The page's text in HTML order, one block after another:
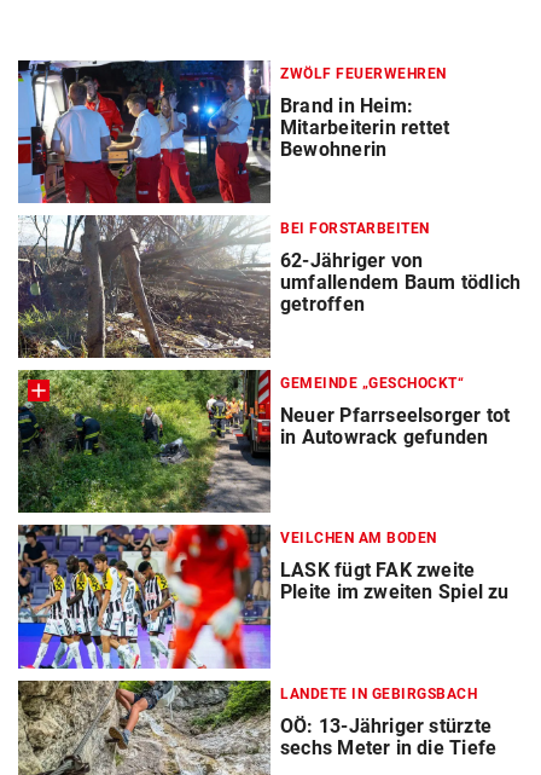
ZWÖLF FEUERWEHREN
Brand in Heim:
Mitarbeiterin rettet
Bewohnerin
BEI FORSTARBEITEN
62-Jähriger von
umfallendem Baum tödlich
getroffen
GEMEINDE „GESCHOCKT“
Neuer Pfarrseelsorger tot
in Autowrack gefunden
VEILCHEN AM BODEN
LASK fügt FAK zweite
Pleite im zweiten Spiel zu
LANDETE IN GEBIRGSBACH
OÖ: 13-Jähriger stürzte
sechs Meter in die Tiefe